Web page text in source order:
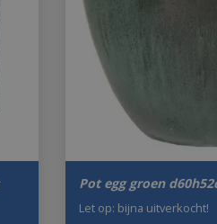
Pot egg groen
Let op: bijna uitverkocht!